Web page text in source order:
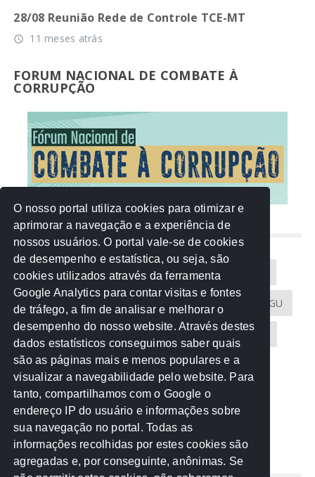
28/08 Reunião Rede de Controle TCE-MT
access_time 11 meses atrás
FORUM NACIONAL DE COMBATE À
CORRUPÇÃO
NUVEM DE TAGS
Acontece na Rede AGU AMM
Atricon Audicom CAU-MT CGU
CREA-MT Eventos MPC-MT MPE-MT
MPF Notícias PF PGE-MT PGR
Receita Federal Sem categoria
TCE-MT TCU TRE
O nosso portal utiliza cookies para otimizar e
aprimorar a navegação e a experiência de
nossos usuários. O portal vale-se de cookies
de desempenho e estatística, ou seja, são
cookies utilizados através da ferramenta
Google Analytics para contar visitas e fontes
de tráfego, a fim de analisar e melhorar o
desempenho do nosso website. Através destes
dados estatísticos conseguimos saber quais
são as páginas mais e menos populares e a
visualizar a navegabilidade pelo website. Para
tanto, compartilhamos com o Google o
endereço IP do usuário e informações sobre
sua navegação no portal. Todas as
informações recolhidas por estes cookies são
agregadas e, por conseguinte, anônimas. Se